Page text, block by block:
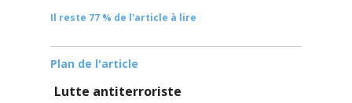
Il reste 77 % de l'article à lire
Plan de l'article
Lutte antiterroriste